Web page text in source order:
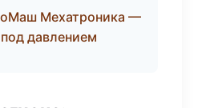
Мехатроника —
давлением